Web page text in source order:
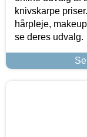
knivskarpe
hårpleje,
se deres udvalg.